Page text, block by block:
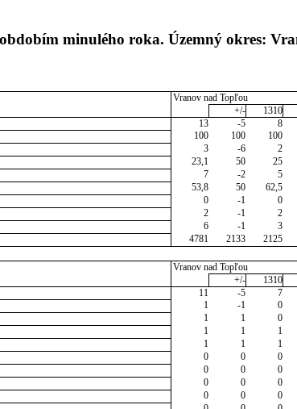
minulého roka. Územný okres:
Vranov nad Topľou
+/-
1310
13 -5 8
100 100 100
3 -6 2
23,1 50 25
7 -2 5
53,8 50 62,5
0 -1 0
2 -1 2
6 -1 3
4781 2133 2125
Vranov nad Topľou
+/-
1310
11 -5 7
1 -1 0
1 1 0
1 1 1
1 1 1
0 0 0
0 0 0
0 0 0
0 0 0